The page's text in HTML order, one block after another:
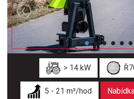
> 14 kW
5 - 21 m³/hod